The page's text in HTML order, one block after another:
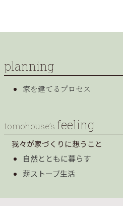
planning
家を建てるプロセス
tomohouse’s feeling
我々が家づくりに想うこと
自然とともに暮らす
薪ストーブ生活